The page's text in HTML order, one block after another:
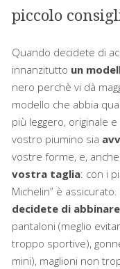
piccolo
Quando decidete di
innanzitutto un
nero perchè vi dà
modello che abbia
più leggero, originale
vostro piumino sia
vostre forme, e,
vostra taglia: con i
Michelin” è
decidete di
pantaloni (meglio
troppo sportive),
mini), maglioni non